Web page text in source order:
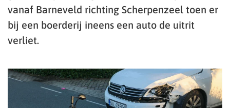
vanaf Barneveld richting Scherpenzeel toen er
bij een boerderij ineens een auto de uitrit
verliet.